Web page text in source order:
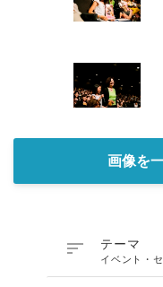
画像を
 テーマ
イベント・